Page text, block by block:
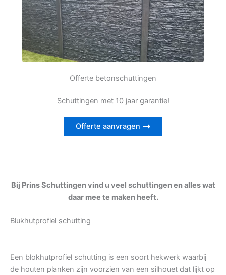
Offerte betonschuttingen
Schuttingen met 10 jaar garantie!
Offerte aanvragen
Bij Prins Schuttingen vind u veel schuttingen en alles wat
daar mee te maken heeft.
Blukhutprofiel schutting
Een blokhutprofiel schutting is een soort hekwerk waarbij
de houten planken zijn voorzien van een silhouet dat lijkt op